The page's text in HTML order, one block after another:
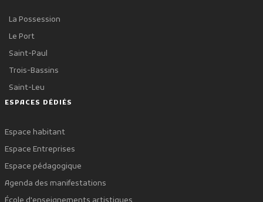
La Possession
Le Port
Saint-Paul
Trois-Bassins
Saint-Leu
ESPACES DÉDIÉS
Espace habitant
Espace Entreprises
Espace pédagogique
Agenda des manifestations